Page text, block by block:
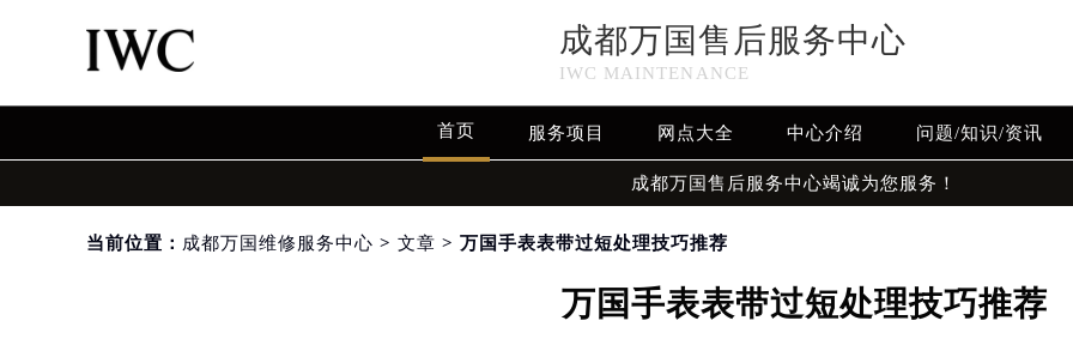
成都万国售后服务中心
IWC MAINTENANCE
首页 服务项目 网点大全 中心介绍 问题/知识/资讯
成都万国售后服务中心竭诚为您服务！
当前位置： 成都万国维修服务中心 > 文章 > 万国手表表带过短处理技巧推荐
万国手表表带过短处理技巧推荐